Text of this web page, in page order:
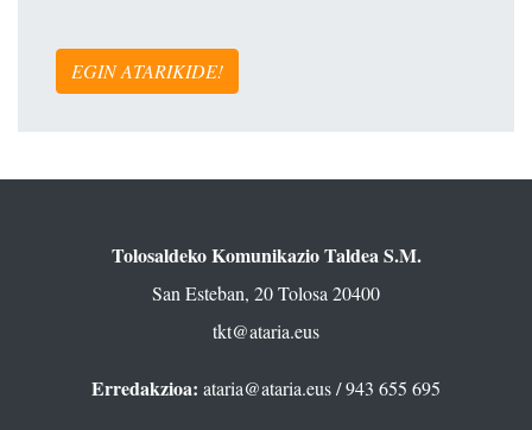
EGIN ATARIKIDE!
Tolosaldeko Komunikazio Taldea S.M.
San Esteban, 20 Tolosa 20400
tkt@ataria.eus
Erredakzioa: ataria@ataria.eus/ 943 655 695